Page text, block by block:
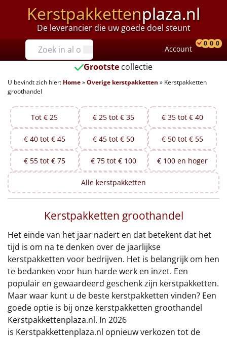
Kerstpakkettenplaza.nl
De leverancier die uw goede doel steunt
Prijzen
Tot €25
€25 tot €35
€35 tot €40
€40 tot €45
€45 tot €50
€50 tot €55
€75 tot €100
€100 en hoger
Alle kerstpakketten 2026
Thema
Origineel
Account
0 0 0
Grootste collectie
U bevindt zich hier: Home»Overige kerstpakketten » Kerstpakketten
groothandel
Tot € 25 € 25 tot € 35 € 35 tot € 40
€ 40 tot € 45 € 45 tot € 50 € 50 tot € 55
€ 55 tot € 75 € 75 tot € 100 € 100 en hoger
Alle kerstpakketten
Kerstpakketten groothandel
Het einde van het jaar nadert en dat betekent dat het
tijd is om na te denken over de jaarlijkse
kerstpakketten voor bedrijven. Het is belangrijk om hen
te bedanken voor hun harde werk en inzet. Een
populair en gewaardeerd geschenk zijn kerstpakketten.
Maar waar kunt u de beste kerstpakketten vinden? Een
goede optie is bij onze kerstpakketten groothandel
Kerstpakkettenplaza.nl. In 2026
is Kerstpakkettenplaza.nl opnieuw verkozen tot de